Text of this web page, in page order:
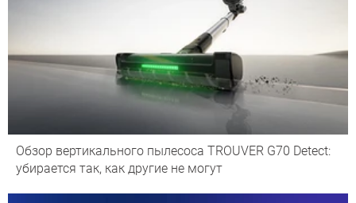
Обзор вертикального пылесоса TROUVER G70 Detect:
убирается так, как другие не могут